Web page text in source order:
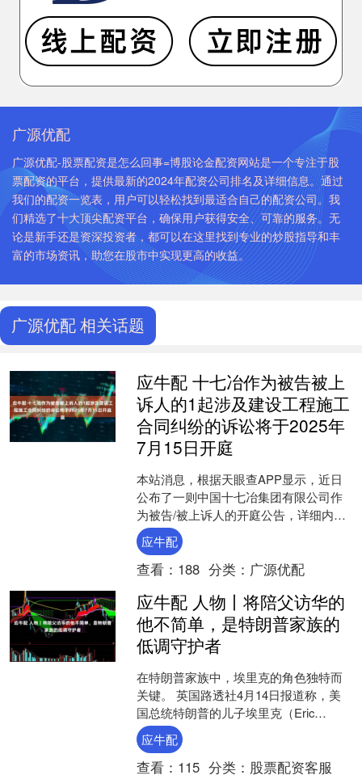
广源优配
广源优配-股票配资是怎么回事=博股论金配资网站是一个专注于股
票配资的平台，提供最新的2024年配资公司排名及详细信息。通过
我们的配资一览表，用户可以轻松找到最适合自己的配资公司。我
们精选了十大顶尖配资平台，确保用户获得安全、可靠的服务。无
论是新手还是资深投资者，都可以在这里找到专业的炒股指导和丰
富的市场资讯，助您在股市中实现更高的收益。
广源优配 相关话题
应牛配 十七冶作为被告被上
诉人的1起涉及建设工程施工
合同纠纷的诉讼将于2025年
7月15日开庭
本站消息，根据天眼查APP显示，近日
公布了一则中国十七冶集团有限公司作
为被告/被上诉人的开庭公告，详细内容
如下： 案号：（2025）鄂0102民初9159
号审理....
应牛配
查看： 188 分类： 广源优配
应牛配 人物丨将陪父访华的
他不简单，是特朗普家族的
低调守护者
在特朗普家族中，埃里克的角色独特而
关键。 英国路透社4月14日报道称，美
国总统特朗普的儿子埃里克（Eric
Trump）将在5月陪同父亲访问中国。 埃
里克的发言....
应牛配
查看： 115 分类： 股票配资客服